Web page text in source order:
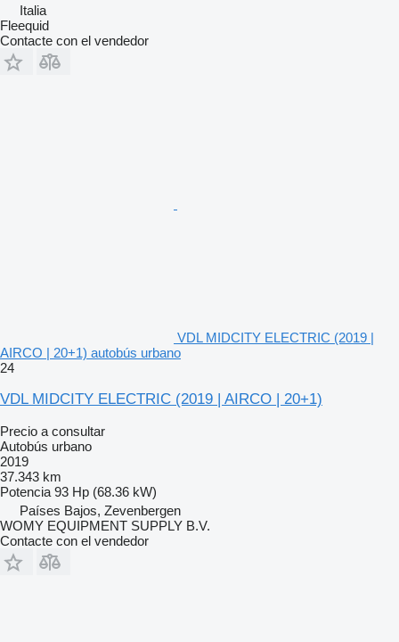
Italia
Fleequid
Contacte con el vendedor
VDL MIDCITY ELECTRIC (2019 |
AIRCO | 20+1) autobús urbano
24
VDL MIDCITY ELECTRIC (2019 | AIRCO | 20+1)
Precio a consultar
Autobús urbano
2019
37.343 km
Potencia 93 Hp (68.36 kW)
Países Bajos, Zevenbergen
WOMY EQUIPMENT SUPPLY B.V.
Contacte con el vendedor